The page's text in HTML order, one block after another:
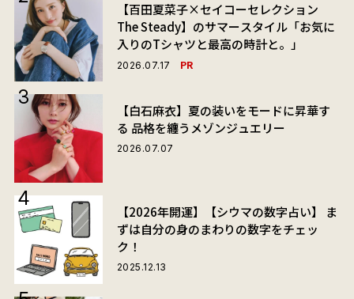
【百田夏菜子×セイコーセレクション
The Steady】のサマースタイル「お気に
入りのTシャツと最高の時計と。」
2026.07.17 PR
【白石麻衣】夏の装いをモードに昇華す
る 品格を纏うメゾンジュエリー
2026.07.07
【2026年開運】【シウマの数字占い】 ま
ずは自分の身のまわりの数字をチェッ
ク！
2025.12.13